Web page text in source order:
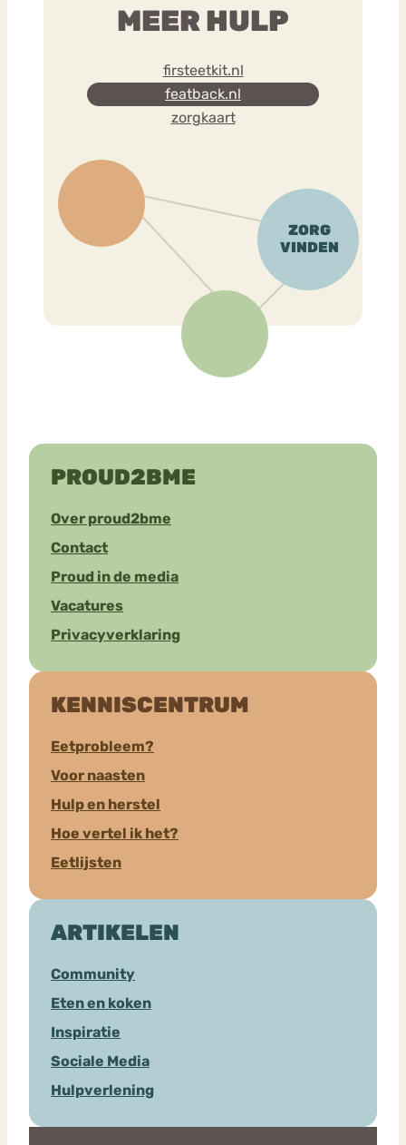
MEER HULP
firsteetkit.nl
featback.nl
zorgkaart
PROUD2BME
Over proud2bme
Contact
Proud in de media
Vacatures
Privacyverklaring
KENNISCENTRUM
Eetprobleem?
Voor naasten
Hulp en herstel
Hoe vertel ik het?
Eetlijsten
ARTIKELEN
Community
Eten en koken
Inspiratie
Sociale Media
Hulpverlening